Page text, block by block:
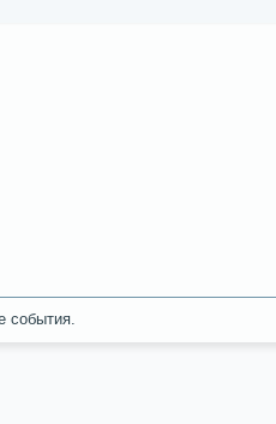
сοбытия.